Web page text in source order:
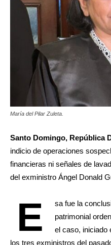
María del Pilar Zuleta.
Santo Domingo, República
indicio de operaciones
financieras ni señales de
del exministro Ángel Donald
E
sa fue la
patrimonial
el caso, iniciado
los tres exministros del